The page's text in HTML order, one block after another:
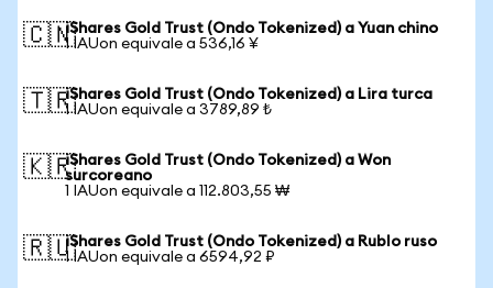
🇨🇳iShares Gold Trust (Ondo Tokenized) a Yuan chino
1 IAUon equivale a 536,16 ¥
🇹🇷iShares Gold Trust (Ondo Tokenized) a Lira turca
1 IAUon equivale a 3789,89 ₺
🇰🇷iShares Gold Trust (Ondo Tokenized) a Won
surcoreano
1 IAUon equivale a 112.803,55 ₩
🇷🇺iShares Gold Trust (Ondo Tokenized) a Rublo ruso
1 IAUon equivale a 6594,92 ₽